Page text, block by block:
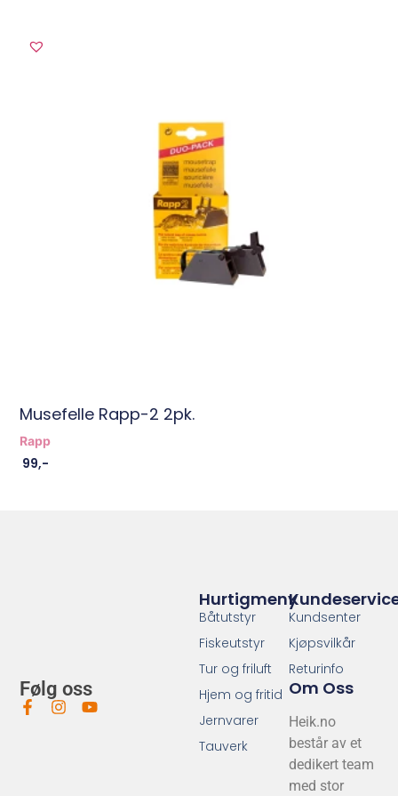
Musefelle Rapp-2 2pk.
Rapp
99,-
Følg oss
Kundsenter
Kjøpsvilkår
Returinfo
Om Oss
Heik.no
består av et
dedikert team
med stor
Hurtigmeny
Båtutstyr
Fiskeutstyr
Tur og friluft
Hjem og fritid
Jernvarer
Tauverk